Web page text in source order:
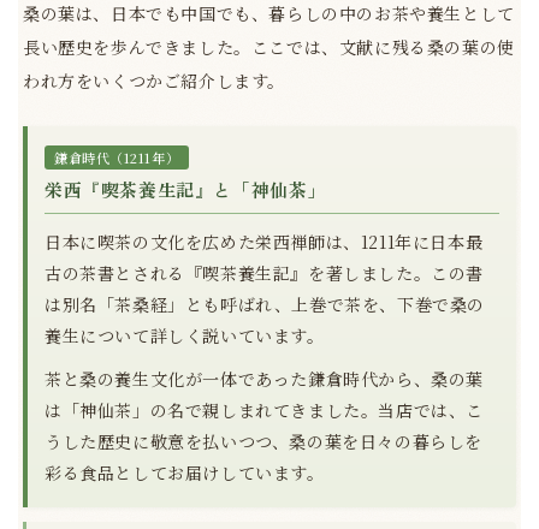
桑の葉は、日本でも中国でも、暮らしの中のお茶や養生として
長い歴史を歩んできました。ここでは、文献に残る桑の葉の使
われ方をいくつかご紹介します。
鎌倉時代（1211年）
栄西『喫茶養生記』と「神仙茶」
日本に喫茶の文化を広めた栄西禅師は、1211年に日本最
古の茶書とされる『喫茶養生記』を著しました。この書
は別名「茶桑経」とも呼ばれ、上巻で茶を、下巻で桑の
養生について詳しく説いています。
茶と桑の養生文化が一体であった鎌倉時代から、桑の葉
は「神仙茶」の名で親しまれてきました。当店では、こ
うした歴史に敬意を払いつつ、桑の葉を日々の暮らしを
彩る食品としてお届けしています。